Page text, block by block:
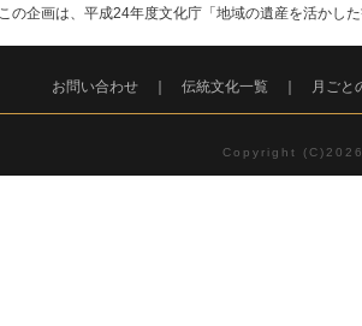
この企画は、平成24年度文化庁「地域の遺産を活かし
お問い合わせ ｜ 伝統文化一覧 ｜ 月ごと
Copyright